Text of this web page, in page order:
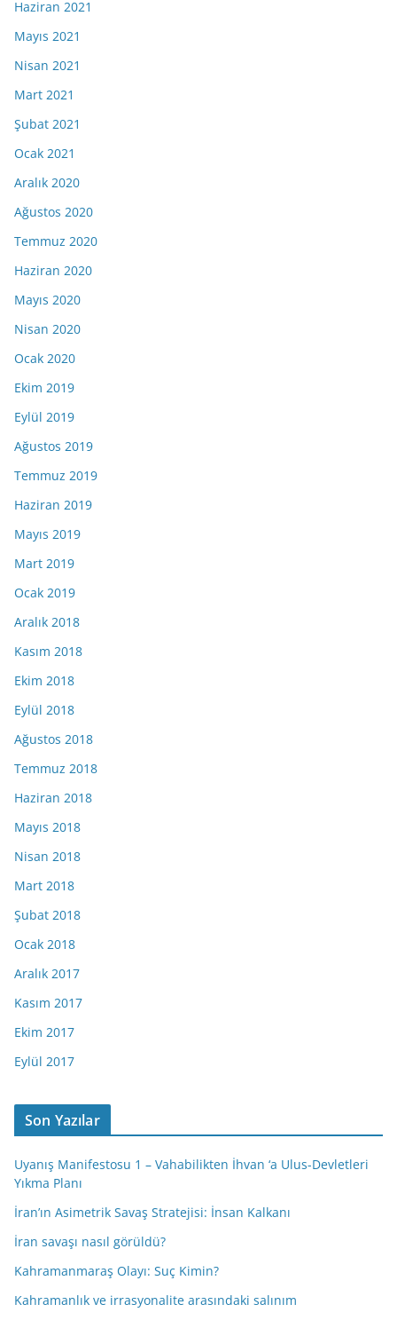
Haziran 2021
Mayıs 2021
Nisan 2021
Mart 2021
Şubat 2021
Ocak 2021
Aralık 2020
Ağustos 2020
Temmuz 2020
Haziran 2020
Mayıs 2020
Nisan 2020
Ocak 2020
Ekim 2019
Eylül 2019
Ağustos 2019
Temmuz 2019
Haziran 2019
Mayıs 2019
Mart 2019
Ocak 2019
Aralık 2018
Kasım 2018
Ekim 2018
Eylül 2018
Ağustos 2018
Temmuz 2018
Haziran 2018
Mayıs 2018
Nisan 2018
Mart 2018
Şubat 2018
Ocak 2018
Aralık 2017
Kasım 2017
Ekim 2017
Eylül 2017
Son Yazılar
Uyanış Manifestosu 1 – Vahabilikten İhvan ‘a Ulus-Devletleri
Yıkma Planı
İran’ın Asimetrik Savaş Stratejisi: İnsan Kalkanı
İran savaşı nasıl görüldü?
Kahramanmaraş Olayı: Suç Kimin?
Kahramanlık ve irrasyonalite arasındaki salınım